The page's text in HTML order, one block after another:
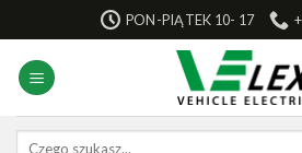
to
content
PON-PIĄTEK 10- 17